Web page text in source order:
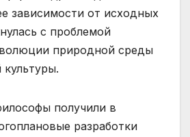
зависимости от исходных
с проблемой
природной среды
культуры.
получили в
разработки